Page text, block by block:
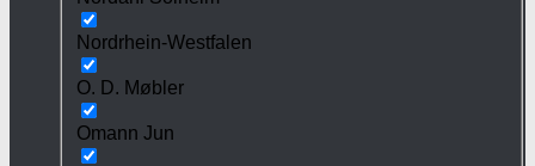
Nordrhein-Westfalen
O. D. Møbler
Omann Jun